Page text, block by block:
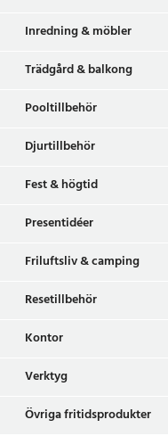
Inredning & möbler
Trädgård & balkong
Pooltillbehör
Djurtillbehör
Fest & högtid
Presentidéer
Friluftsliv & camping
Resetillbehör
Kontor
Verktyg
Övriga fritidsprodukter